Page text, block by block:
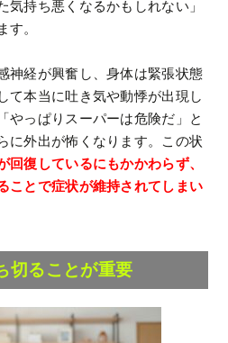
気持ち悪くなるかもしれない」
す。
神経が興奮し、身体は緊張状態
て本当に吐き気や動悸が出現し
やっぱりスーパーは危険だ」と
に外出が怖くなります。この状
回復しているにもかかわらず、
ことで症状が維持されてしまい
切ることが重要